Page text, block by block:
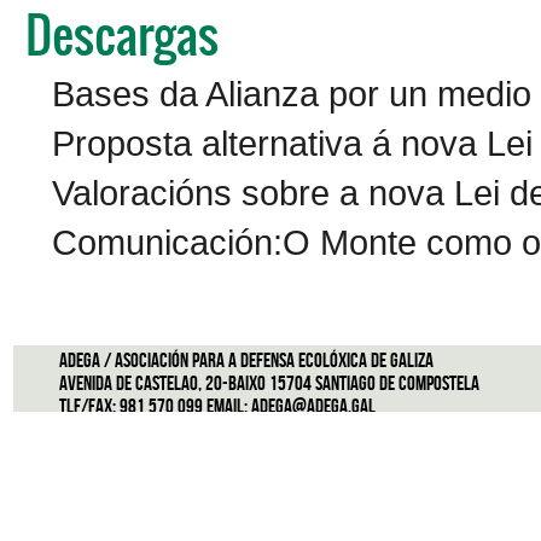
Descargas
Bases da Alianza por un
Proposta alternativa á nova
Valoracións sobre a nova Lei
Comunicación:O Monte como
ADEGA / Asociación para a defensa ecolóxica de Galiza
Avenida de Castelao, 20-Baixo 15704 Santiago de Compostela
Tlf/Fax: 981 570 099 Email:adega@adega.gal